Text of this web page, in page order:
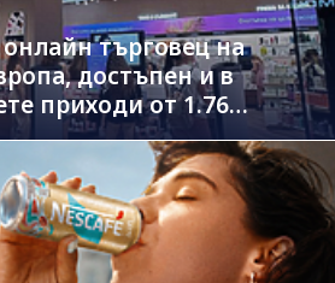
търговец на
достъпен и в
приходи от 1.76